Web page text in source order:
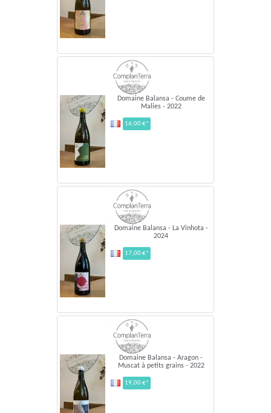
Domaine Balansa - Coume de
Malies - 2022
16,00 €*
Domaine Balansa - La Vinhota -
2024
17,00 €*
Domaine Balansa - Aragon -
Muscat à petits grains - 2022
19,00 €*